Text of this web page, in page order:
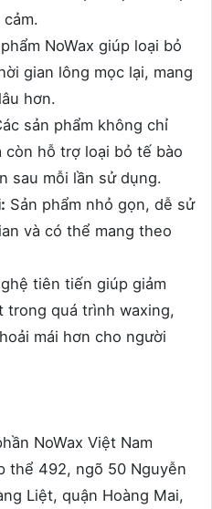
NoWax giúp loại bỏ
gian lông mọc lại, mang
hơn.
sản phẩm không chỉ
hỗ trợ loại bỏ tế bào
sau mỗi lần sử dụng.
Sản phẩm nhỏ gọn, dễ sử
và có thể mang theo
tiên tiến giúp giảm
trong quá trình waxing,
mái hơn cho người
NoWax Việt Nam
thể 492, ngõ 50 Nguyễn
Liệt, quận Hoàng Mai,